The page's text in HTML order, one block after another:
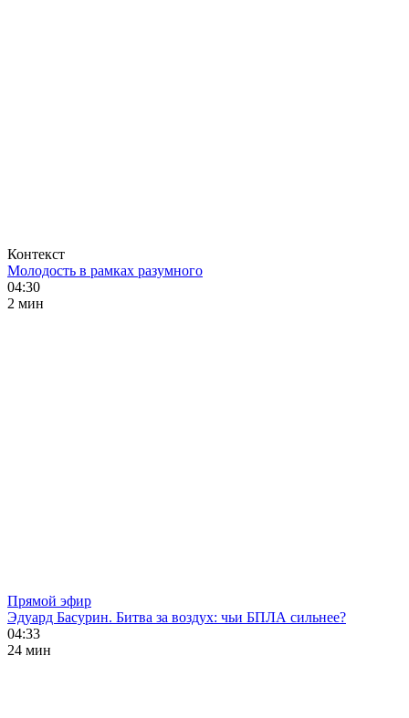
Контекст
Молодость в рамках разумного
04:30
2 мин
Прямой эфир
Эдуард Басурин. Битва за воздух: чьи БПЛА сильнее?
04:33
24 мин